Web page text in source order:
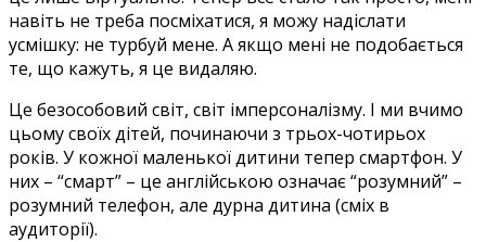
навіть не треба посміхатися, я можу надіслати
усмішку: не турбуй мене. А якщо мені не подобається
те, що кажуть, я це видаляю.
Це безособовий світ, світ імперсоналізму. І ми вчимо
цьому своїх дітей, починаючи з трьох-чотирьох
років. У кожної маленької дитини тепер смартфон. У
них – “смарт” – це англійською означає “розумний” –
розумний телефон, але дурна дитина (сміх в
аудиторії).